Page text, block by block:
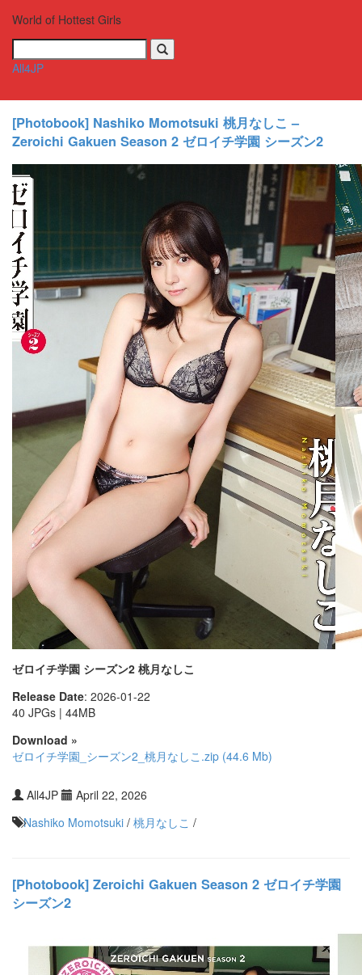
World of Hottest Girls
All4JP
[Photobook] Nashiko Momotsuki 桃月なしこ –
Zeroichi Gakuen Season 2 ゼロイチ学園 シーズン2
ゼロイチ学園 シーズン2 桃月なしこ
Release Date: 2026-01-22
40 JPGs | 44MB
Download »
ゼロイチ学園_シーズン2_桃月なしこ.zip (44.6 Mb)
All4JP
April 22, 2026
Nashiko Momotsuki / 桃月なしこ /
[Photobook] Zeroichi Gakuen Season 2 ゼロイチ学園
シーズン2